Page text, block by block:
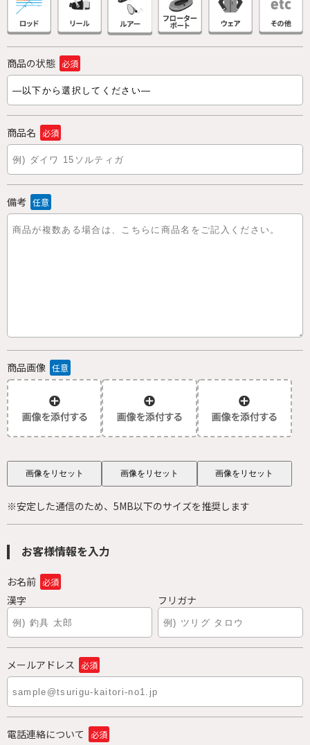
ロッド リール ルアー ボート ウェア その他
商品の状態 必須
商品名 必須
備考 任意
商品画像 任意
画像をリセット 画像をリセット 画像をリセット
※安定した通信のため、5MB以下のサイズを推奨します
お客様情報を入力
お名前 必須
漢字 フリガナ
メールアドレス 必須
電話連絡について 必須